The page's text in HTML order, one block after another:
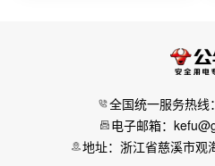
全国统一服务热
电子邮箱：
地址：浙江省慈溪市观